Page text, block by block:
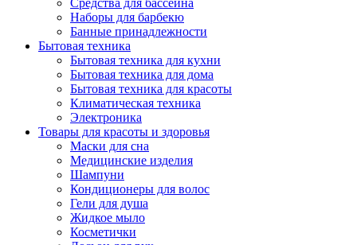
Средства для бассейна
Наборы для барбекю
Банные принадлежности
Бытовая техника
Бытовая техника для кухни
Бытовая техника для дома
Бытовая техника для красоты
Климатическая техника
Электроника
Товары для красоты и здоровья
Маски для сна
Медицинские изделия
Шампуни
Кондиционеры для волос
Гели для душа
Жидкое мыло
Косметички